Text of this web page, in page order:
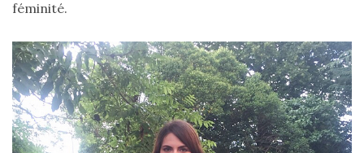
féminité.